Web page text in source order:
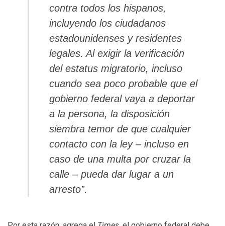
contra todos los hispanos,
incluyendo los ciudadanos
estadounidenses y residentes
legales. Al exigir la verificación
del estatus migratorio, incluso
cuando sea poco probable que el
gobierno federal vaya a deportar
a la persona, la disposición
siembra temor de que cualquier
contacto con la ley – incluso en
caso de una multa por cruzar la
calle – pueda dar lugar a un
arresto”.